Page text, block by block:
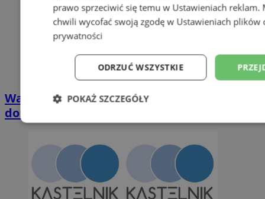
Wakacyjny wypoczynek nad Bałtykiem w
domkach Szmaragdowe Morze
prawo sprzeciwić się temu w Ustawieniach reklam.
chwili wycofać swoją zgodę w Ustawieniach plików
prywatności
ODRZUĆ WSZYSTKIE
POKAŻ SZCZEGÓŁY
Niezbędne Wydajność
Niesklasyfikowane